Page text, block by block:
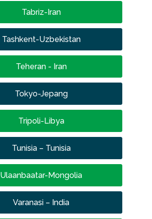
Tabriz-Iran
Tashkent-Uzbekistan
Teheran - Iran
Tokyo-Jepang
Tripoli-Libya
Tunisia – Tunisia
Ulaanbaatar-Mongolia
Varanasi – India